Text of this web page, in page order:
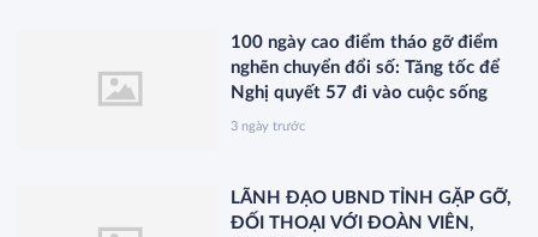
100 ngày cao điểm tháo gỡ điểm
nghẽn chuyển đổi số: Tăng tốc để
Nghị quyết 57 đi vào cuộc sống
3 ngày trước
LÃNH ĐẠO UBND TỈNH GẶP GỠ,
ĐỐI THOẠI VỚI ĐOÀN VIÊN,